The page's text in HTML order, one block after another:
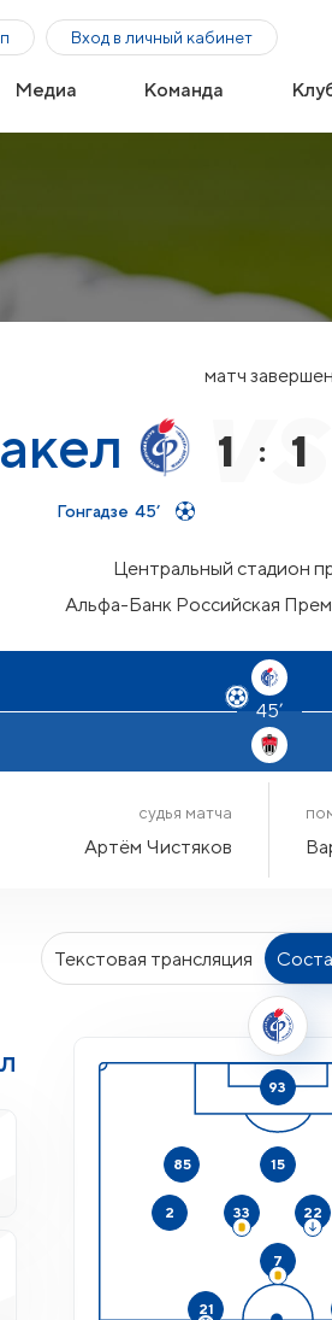
Вход в личный кабинет
Медиа Команда
матч завершен
1 : 1
45’
Гонгадзе
Центральный стадион
Альфа-Банк Российская
45’
судья матча
Артём Чистяков
Текстовая трансляция
93
85 15
2 33 22
7
21